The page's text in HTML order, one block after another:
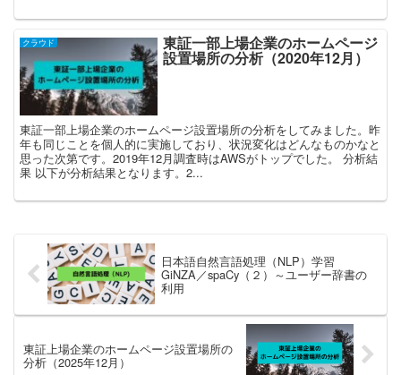
クラウド 東証一部上場企業のホームページ
設置場所の分析（2020年12月）
東証一部上場企業のホームページ設置場所の分析をしてみました。昨
年も同じことを個人的に実施しており、状況変化はどんなものかなと
思った次第です。2019年12月調査時はAWSがトップでした。 分析結
果 以下が分析結果となります。2...
日本語自然言語処理（NLP）学習
GiNZA／spaCy（２）～ユーザー辞書の
利用
東証上場企業のホームページ設置場所の
分析（2025年12月）